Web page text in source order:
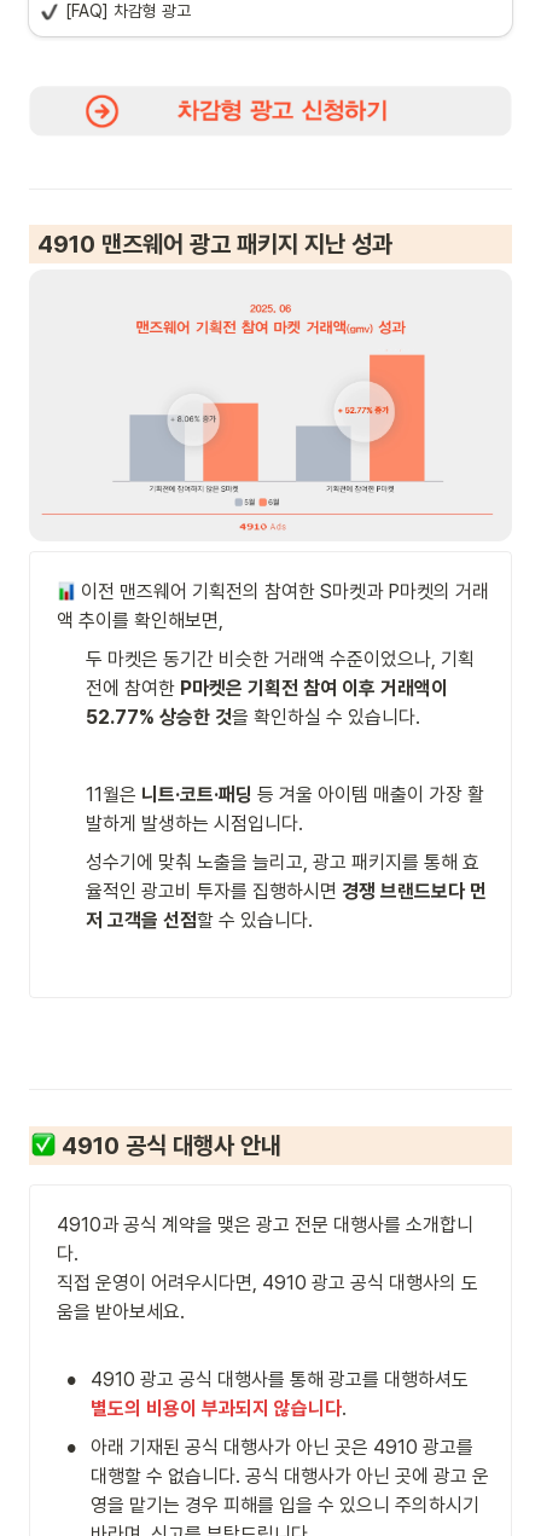
(1day 단독전 패키지 및 플러스 친구 광고 패키지는 상시 모집으로, 개별 안
내 예정입니다. )
마켓 무드 및 기획전 일정에 따라, 선정이 다음 달로 연기되거나 미선정될
수 있습니다.
1) 신청서 작성
• 차감형 광고는 11월 1주 내 비용 차감이 필수
인 후 차감 일정 확인이 필요합니다.
자주 묻는 질문
대행사 맵핑 이력이 있어요. 참여할 수 없나요?
뒤로가기
[FAQ] 차감형 광고
4910 맨즈웨어 광고 패키지 지난 성과
이전 맨즈웨어 기획전의 참여한 S마켓과 P마켓의 거래
액 추이를 확인해보면,
두 마켓은 동기간 비슷한 거래액 수준이었으나, 기획
전에 참여한 P마켓은 기획전 참여 이후 거래액이
52.77% 상승한 것을 확인하실 수 있습니다.
11월은 니트·코트·패딩 등 겨울 아이템 매출이 가장 활
발하게 발생하는 시점입니다.
성수기에 맞춰 노출을 늘리고, 광고 패키지를 통해 효
율적인 광고비 투자를 집행하시면 경쟁 브랜드보다 먼
저 고객을 선점할 수 있습니다.
4910 공식 대행사 안내
4910과 공식 계약을 맺은 광고 전문 대행사를 소개합니
다.
직접 운영이 어려우시다면, 4910 광고 공식 대행사의 도
움을 받아보세요.
•
별도의 비용이 부과되지 않습니다.
•
아래 기재된 공식 대행사가 아닌 곳은 4910 광고를
대행할 수 없습니다. 공식 대행사가 아닌 곳에 광고 운
영을 맡기는 경우 피해를 입을 수 있으니 주의하시기